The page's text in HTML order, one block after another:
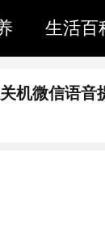
生活百
机微信语音